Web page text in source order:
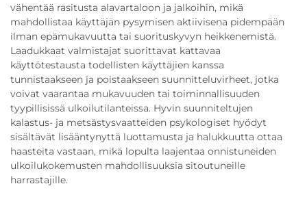
vähentää rasitusta alavartaloon ja jalkoihin, mikä
mahdollistaa käyttäjän pysymisen aktiivisena pidempään
ilman epämukavuutta tai suorituskyvyn heikkenemistä.
Laadukkaat valmistajat suorittavat kattavaa
käyttötestausta todellisten käyttäjien kanssa
tunnistaakseen ja poistaakseen suunnitteluvirheet, jotka
voivat vaarantaa mukavuuden tai toiminnallisuuden
tyypillisissä ulkoilutilanteissa. Hyvin suunniteltujen
kalastus- ja metsästysvaatteiden psykologiset hyödyt
sisältävät lisääntynyttä luottamusta ja halukkuutta ottaa
haasteita vastaan, mikä lopulta laajentaa onnistuneiden
ulkoilukokemusten mahdollisuuksia sitoutuneille
harrastajille.